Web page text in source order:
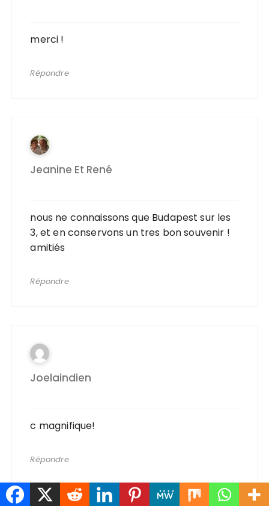
merci !
Répondre
Jeanine Et René
nous ne connaissons que Budapest sur les
3, et en conservons un tres bon souvenir !
amitiés
Répondre
Joelaindien
c magnifique!
Répondre